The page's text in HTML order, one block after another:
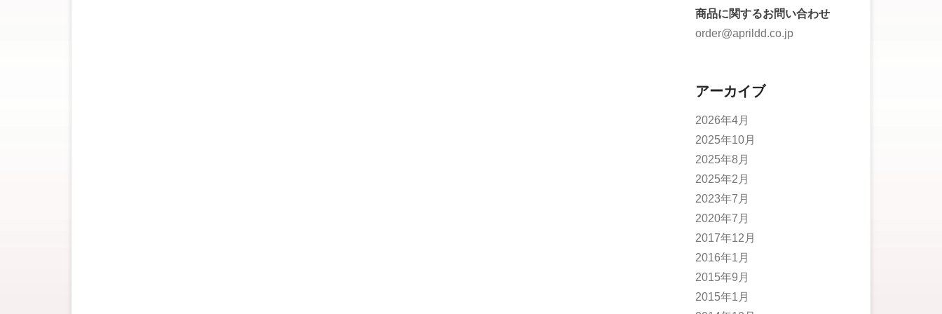
商品に関するお問い合わせ
order@aprildd.co.jp
アーカイブ
2026年4月
2025年10月
2025年8月
2025年2月
2023年7月
2020年7月
2017年12月
2016年1月
2015年9月
2015年1月